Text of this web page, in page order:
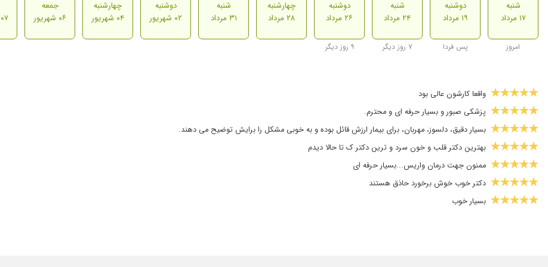
شنبه
۱۷ مرداد
امروز
دوشنبه
۱۹ مرداد
پس فردا
شنبه
۲۴ مرداد
۷ روز دیگر
دوشنبه
۲۶ مرداد
۹ روز دیگر
چهارشنبه
۲۸ مرداد
شنبه
۳۱ مرداد
دوشنبه
۰۲ شهریور
چهارشنبه
۰۴ شهریور
جمعه
۰۶ شهریور
۰۷ شهریور
واقعا کارشون عالی بود
پزشکی صبور و بسیار حرفه ای و محترم.
بسیار دقیق، دلسوز، مهربان، برای بیمار ارزش قائل بوده و به خوبی مشکل را برایش توضیح می دهند.
بهترین دکتر قلب و خون سرد و ترین دکتر ک تا حالا دیدم
ممنون جهت درمان واریس...بسیار حرفه ای
دکتر خوب خوش برخورد حاذق هستند
بسیار خوب